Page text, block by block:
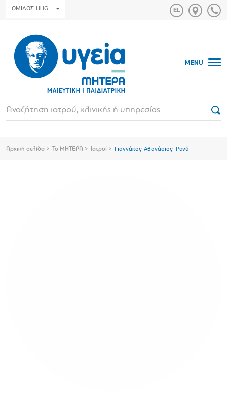
ΟΜΙΛΟΣ HHG
MENU
Αρχική σελίδα Το ΜΗΤΕΡΑ Ιατροί Γιαννάκος Αθανάσιος-Ρενέ